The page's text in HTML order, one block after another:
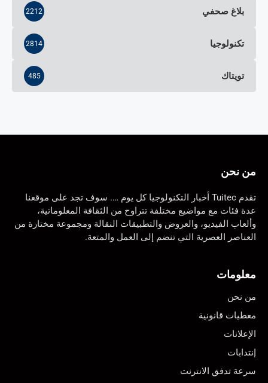
بلاغ صحفي 2212
تكنولوجيا 2814
تويتاك 485
من نحن
تقدم Tuitec أخبار التكنولوجيا كل يوم …. سوف تجد على موقعنا
عدة فئات مع مواضيع مختلفة تتراوح من الثقافة المعلوماتية،
وألعاب الفيديو، والعروض والتطبيقات النقالة ومجموعة مختارة من
العناصر العصرية التي تنضم إلى العمل والمتعة.
معلومات
من نحن
معطيات قانونية
الإعلانات
إنتدابات
سرعة تدفق الانترنت